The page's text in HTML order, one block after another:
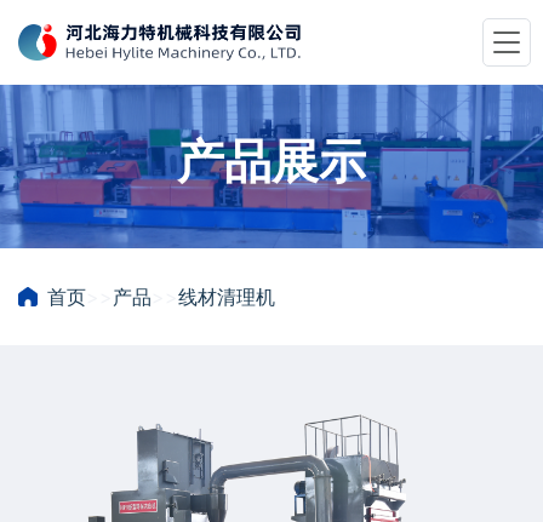
产品展示
首页 产品 线材清理机